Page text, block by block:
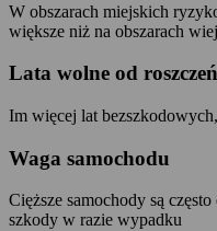
W obszarach miejskich
większe niż na obszarach
Lata wolne od roszczeń
Im więcej lat
Waga samochodu
Cięższe samochody są
szkody w razie wypadku